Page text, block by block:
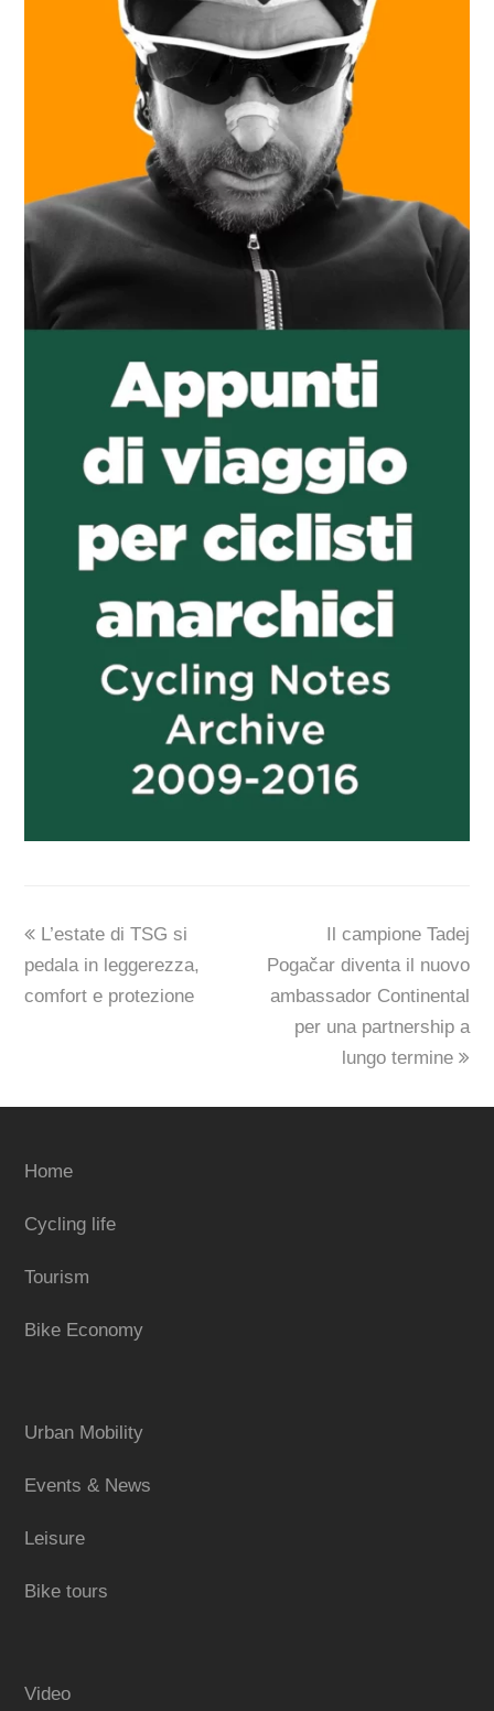
previous
post:
L’estate di TSG si
pedala in leggerezza,
comfort e protezione
next
post:
Il campione Tadej
Pogačar diventa il nuovo
ambassador Continental
per una partnership a
lungo termine
Home
Cycling life
Tourism
Bike Economy
Urban Mobility
Events & News
Leisure
Bike tours
Video